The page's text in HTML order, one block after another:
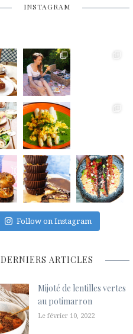
INSTAGRAM
Follow on Instagram
DERNIERS ARTICLES
Mijoté de lentilles vertes
au potimarron
Le février 10, 2022